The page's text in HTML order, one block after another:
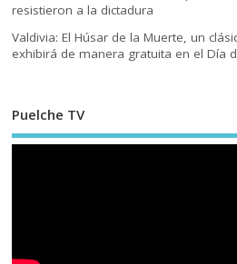
resistieron a la dictadura
Valdivia: El Húsar de la Muerte, un
exhibirá de manera gratuita en el Día
Puelche TV